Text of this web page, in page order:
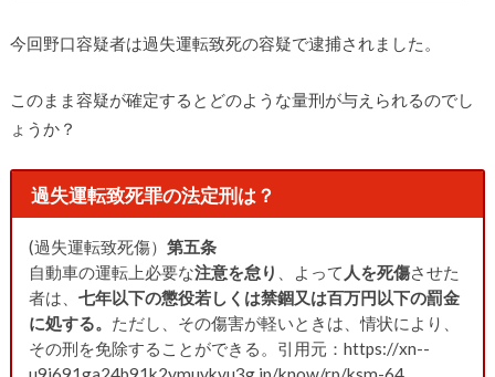
今回野口容疑者は過失運転致死の容疑で逮捕されました。
このまま容疑が確定するとどのような量刑が与えられるのでし
ょうか？
過失運転致死罪の法定刑は？
(過失運転致死傷）第五条
自動車の運転上必要な注意を怠り 、よって 人を死傷させた
者は、七年以下の懲役若しくは禁錮又は百万円以下の罰金
に処する。 ただし、その傷害が軽いときは、情状により、
その刑を免除することができる。引用元：https://xn--